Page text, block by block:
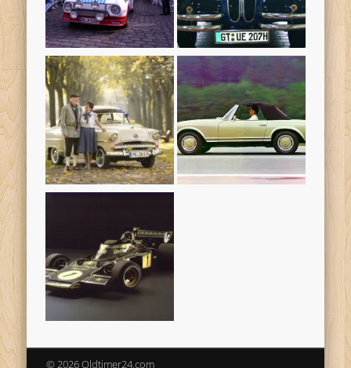
© 2026 Oldtimer24.com